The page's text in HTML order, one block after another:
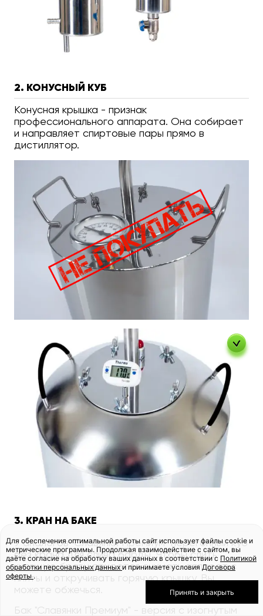
2. КОНУСНЫЙ КУБ
Конусная крышка - признак
профессионального аппарата. Она собирает
и направляет спиртовые пары прямо в
дистиллятор.
3. КРАН НА БАКЕ
У аналогов "Славянки Премиум" перегонный куб
без крана для слива барды. Чтобы слить
кипящую брагу, придется снимать аппарат с
плиты и откручивать горячую крышку. Вы
можете обжечься.
Бак "Славянки Премиум" - версия с изогнутым
Для обеспечения оптимальной работы сайт использует файлы cookie и
метрические программы. Продолжая взаимодействие с сайтом, вы
даёте согласие на обработку ваших данных в соответствии с Политикой
обработки персональных данныхи принимаете условияДоговора
оферты.
Принять и закрыть